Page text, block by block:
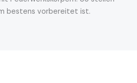
bestens vorbereitet ist.